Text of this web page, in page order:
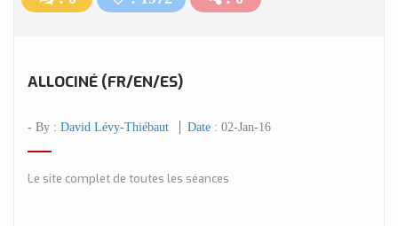
ALLOCINÉ (FR/EN/ES)
- By : David Lévy-Thiébaut Date : 02-Jan-16
Le site complet de toutes les séances